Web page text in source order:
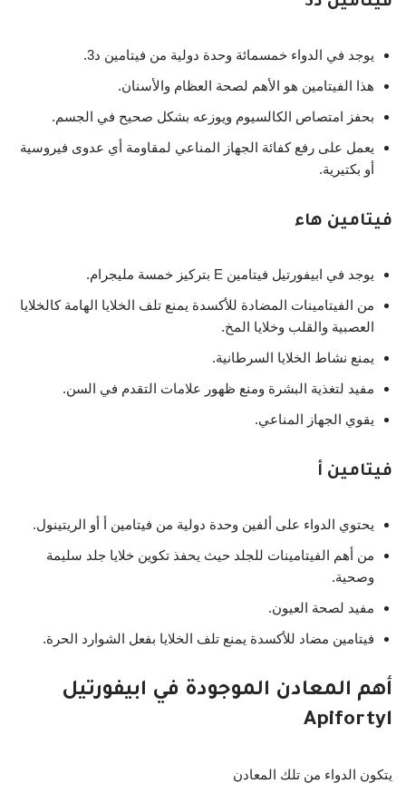
يوجد في الدواء خمسمائة وحدة دولية من فيتامين د3.
هذا الفيتامين هو الأهم لصحة العظام والأسنان.
بحفز امتصاص الكالسيوم ويوزعه بشكل صحيح في الجسم.
يعمل على رفع كفائة الجهاز المناعي لمقاومة أي عدوى فيروسية
أو بكتيرية.
فيتامين هاء
يوجد في ابيفورتيل فيتامين E بتركيز خمسة مليجرام.
من الفيتامينات المضادة للأكسدة يمنع تلف الخلايا الهامة كالخلايا
العصبية والقلب وخلايا المخ.
يمنع نشاط الخلايا السرطانية.
مفيد لتغذية البشرة ومنع ظهور علامات التقدم في السن.
يقوي الجهاز المناعي.
فيتامين أ
يحتوي الدواء على ألفين وحدة دولية من فيتامين أ أو الريتينول.
من أهم الفيتامينات للجلد حيث يحفذ تكوين خلايا جلد سليمة
وصحية.
مفيد لصحة العيون.
فيتامين مضاد للأكسدة يمنع تلف الخلايا بفعل الشوارد الحرة.
أهم المعادن الموجودة في ابيفورتيل
Apifortyl
يتكون الدواء من تلك المعادن